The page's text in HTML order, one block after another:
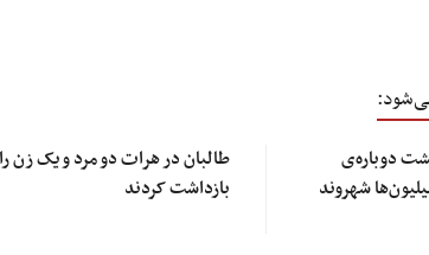
دوباره‌ی
شهروند
طالبان در هرات دو مرد و یک زن را
بازداشت کردند